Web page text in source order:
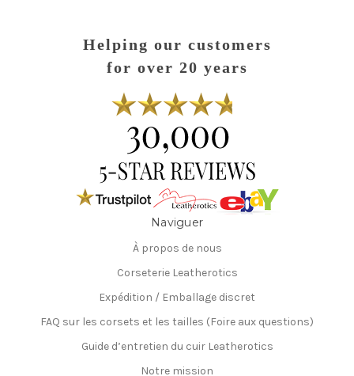
Helping our customers
for over 20 years
Naviguer
À propos de nous
Corseterie Leatherotics
Expédition / Emballage discret
FAQ sur les corsets et les tailles (Foire aux questions)
Guide d’entretien du cuir Leatherotics
Notre mission